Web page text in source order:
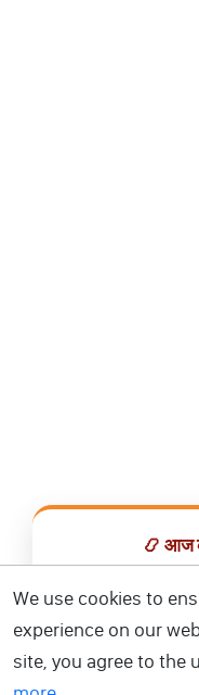
📿 आज
📅
We use cookies to
experience on our
site, you agree to the